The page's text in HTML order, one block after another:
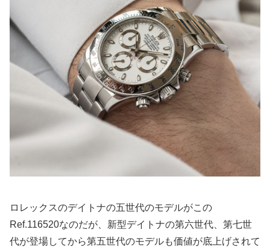
ロレックスのデイトナの五世代のモデルがこの
Ref.116520なのだが、新型デイトナの第六世代、第七世
代が登場してから第五世代のモデルも価値が底上げされて